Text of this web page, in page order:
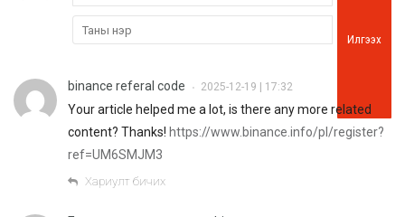
Илгээх
binance referal code • 2025-12-19 | 17:32
Your article helped me a lot, is there any more related
content? Thanks! https://www.binance.info/pl/register?
ref=UM6SMJM3
Хариулт бичих